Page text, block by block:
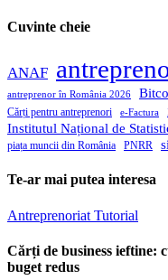
Cuvinte cheie
ANAF
antreprenor în România 2026
Cărți pentru antreprenori e-Factura
Institutul Național de
piața muncii din România PNRR
Te-ar mai putea interesa
Antreprenoriat Tutorial
Cărți de business ieftine:
buget redus